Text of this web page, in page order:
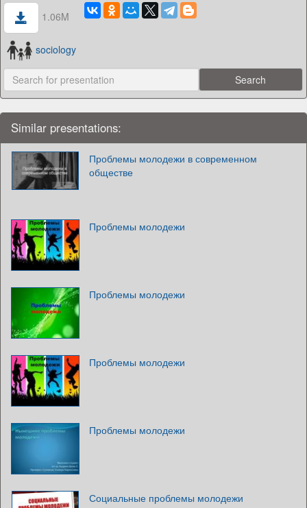
1.06M
sociology
Similar presentations:
Проблемы молодежи в современном
обществе
Проблемы молодежи
Проблемы молодежи
Проблемы молодежи
Проблемы молодежи
Социальные проблемы молодежи